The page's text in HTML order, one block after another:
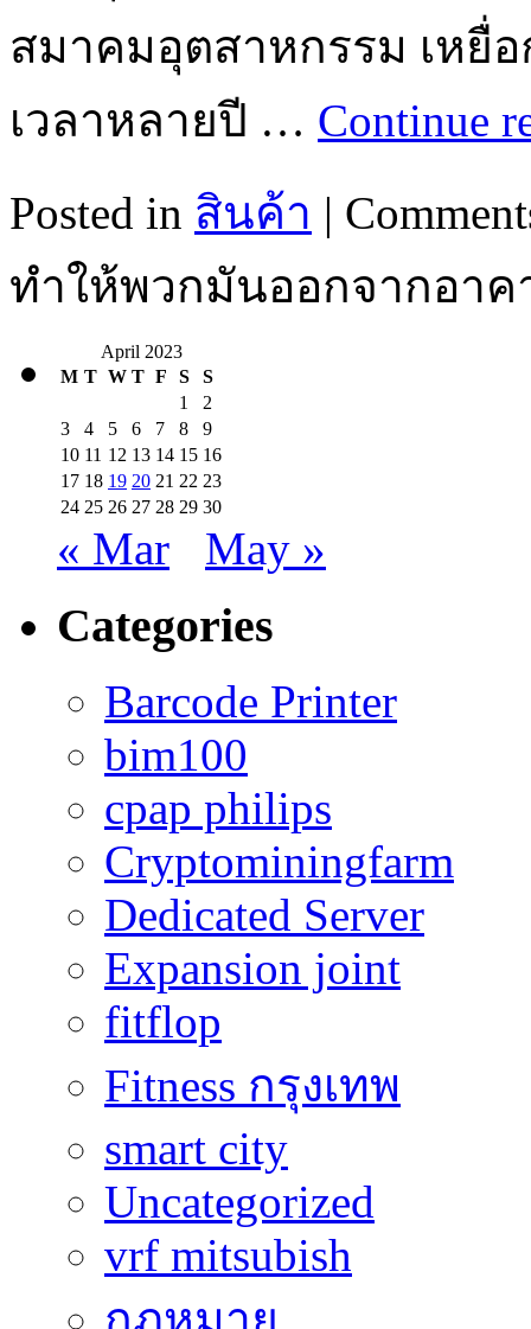
สมาคมอุตสาหกรรม เหยื่
เวลาหลายปี … Continue
Posted in สินค้า |
ทำให้พวกมันออกจากอาค
April 2023
M T W T F S
S
1
2
3
4 5 6 7 8
9
10 11 12 13 14 15 16
17 18 19 20 21 22 23
24 25 26 27 28 29 30
« Mar May »
Categories
Barcode Printer
bim100
cpap philips
Cryptominingfarm
Dedicated Server
Expansion joint
fitflop
Fitness กรุงเทพ
smart city
Uncategorized
vrf mitsubish